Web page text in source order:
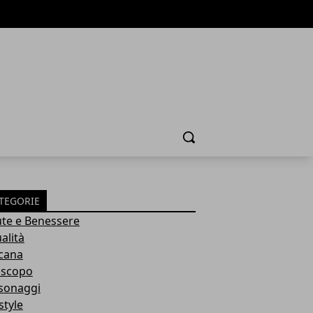
Cerca
e Benessere